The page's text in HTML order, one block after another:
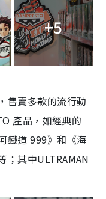
+5
售賣多款的流行動
產品，如經典的
鐵道 999》和《海
；其中ULTRAMAN